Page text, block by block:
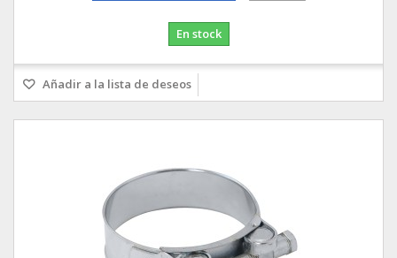
En stock
Añadir a la lista de deseos